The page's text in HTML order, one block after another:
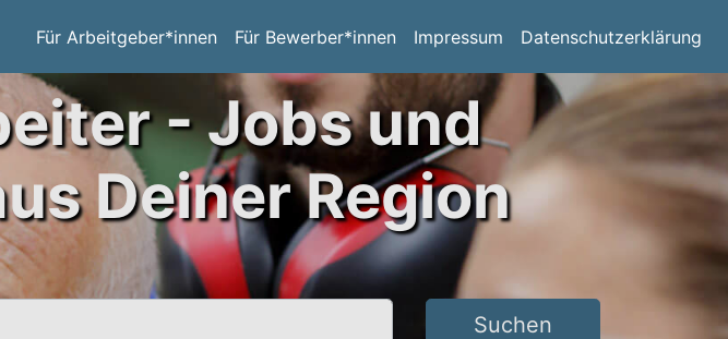
Für Arbeitgeber*innen Für Bewerber*innen Impressum Datenschutzerklärung
- Jobs und
Deiner Region
Suchen